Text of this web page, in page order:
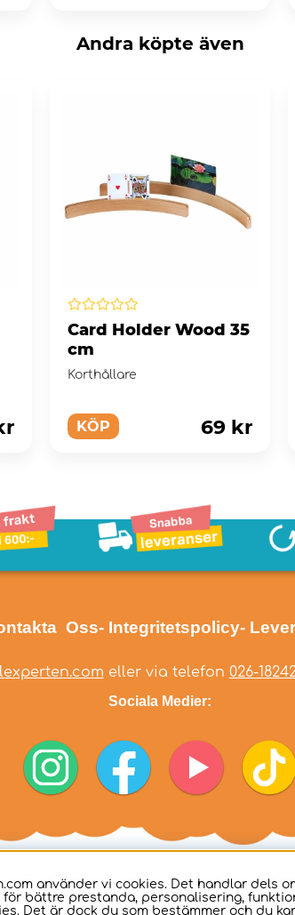
Andra köpte även
Card Holder Wood 35
cm
Korthållare
KÖP 69 kr
Oss- Integritetspolicy-
eller via telefon 026-
Sociala Medier:
använder vi cookies. Det handlar dels
för bättre prestanda, personalisering,
Det är dock du som bestämmer och du